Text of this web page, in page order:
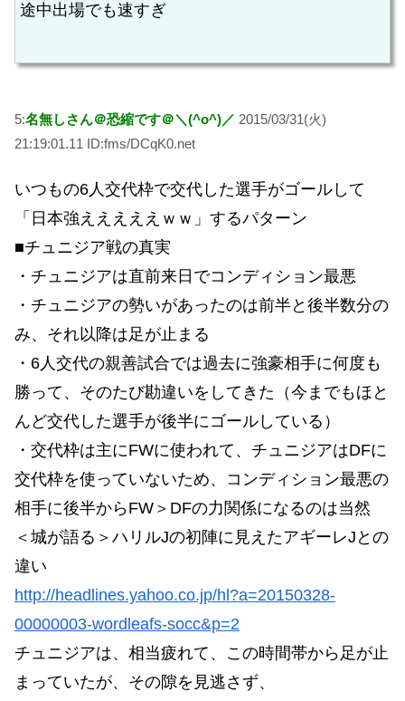
途中出場でも速すぎ
5:名無しさん＠恐縮です＠＼(^o^)／ 2015/03/31(火)
21:19:01.11 ID:fms/DCqK0.net
いつもの6人交代枠で交代した選手がゴールして
「日本強えええええｗｗ」するパターン
■チュニジア戦の真実
・チュニジアは直前来日でコンディション最悪
・チュニジアの勢いがあったのは前半と後半数分の
み、それ以降は足が止まる
・6人交代の親善試合では過去に強豪相手に何度も
勝って、そのたび勘違いをしてきた（今までもほと
んど交代した選手が後半にゴールしている）
・交代枠は主にFWに使われて、チュニジアはDFに
交代枠を使っていないため、コンディション最悪の
相手に後半からFW＞DFの力関係になるのは当然
＜城が語る＞ハリルJの初陣に見えたアギーレJとの
違い
http://headlines.yahoo.co.jp/hl?a=20150328-
00000003-wordleafs-socc&p=2
チュニジアは、相当疲れて、この時間帯から足が止
まっていたが、その隙を見逃さず、